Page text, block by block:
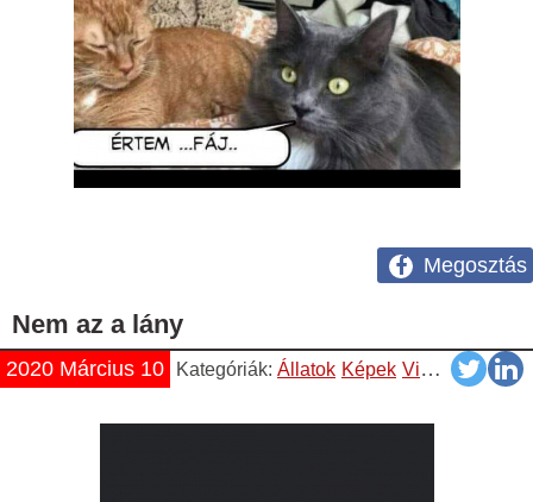
Megosztás
Nem az a lány
2020 Március 10 Kategóriák: Állatok Képek Vicces